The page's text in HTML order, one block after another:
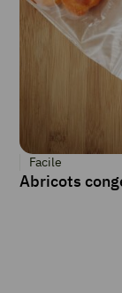
Facile
Abricots